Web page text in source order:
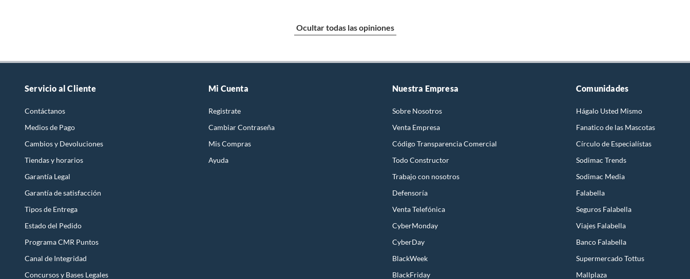
Ocultar todas las opiniones
Servicio al Cliente
Contáctanos
Medios de Pago
Cambios y Devoluciones
Tiendas y horarios
Garantía Legal
Garantía de satisfacción
Tipos de Entrega
Estado del Pedido
Programa CMR Puntos
Canal de Integridad
Concursos y Bases Legales
Mi Cuenta
Registrate
Cambiar Contraseña
Mis Compras
Ayuda
Nuestra Empresa
Sobre Nosotros
Venta Empresa
Código Transparencia Comercial
Todo Constructor
Trabajo con nosotros
Defensoría
Venta Telefónica
CyberMonday
CyberDay
BlackWeek
BlackFriday
Comunidades
Hágalo Usted Mismo
Fanatico de las Mascotas
Círculo de Especialístas
Sodimac Trends
Sodimac Media
Falabella
Seguros Falabella
Viajes Falabella
Banco Falabella
Supermercado Tottus
Mallplaza